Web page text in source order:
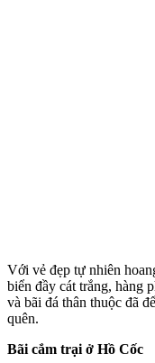
Với vẻ đẹp tự nhiên
biển đầy cát trắng, hàng
và bãi đá thân thuộc đã
quên.
Bãi cắm trại ở Hồ Cốc